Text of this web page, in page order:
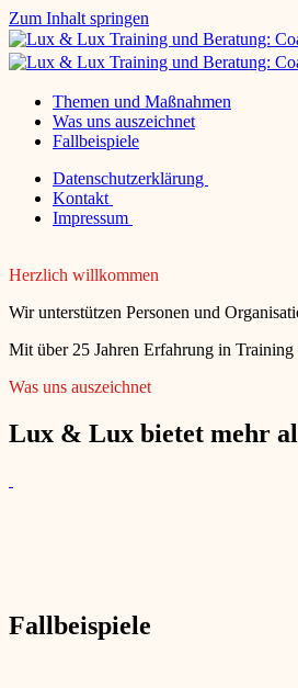
Zum Inhalt springen
Themen und Maßnahmen
Was uns auszeichnet
Fallbeispiele
Datenschutzerklärung
Kontakt
Impressum
Herzlich willkommen
Wir unterstützen Personen und
Mit über 25 Jahren Erfahrung in
Was uns auszeichnet
Lux & Lux bietet mehr
Fallbeispiele